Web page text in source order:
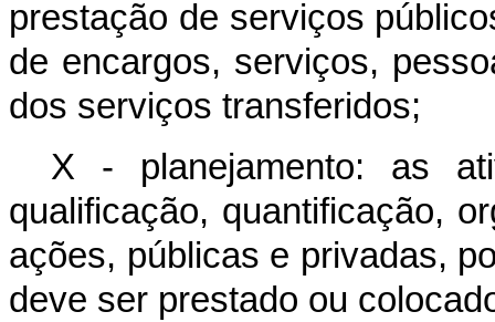
prestação de serviços
de encargos, serviços,
dos serviços transferidos;
X - planejamento: as
qualificação, quantificação,
ações, públicas e privadas,
deve ser prestado ou